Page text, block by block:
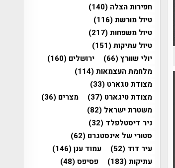
חפירות הצלה (140)
טיול מורשת(116)
טיול משפחות(217)
טיול עתיקות(151)
יולי שוורץ(66) ירושלים (160)
מלחמת העצמאות(114)
מצודת טגארט (33)
מצודת טיגארט (37) מצרים (36)
משטרת ישראל (82)
ניר דיסטלפלד (32)
סטורי של אינסטגרם (62)
עיר דוד (52) עמוד ענן(146)
עתיקות(183) פסיפס(48)